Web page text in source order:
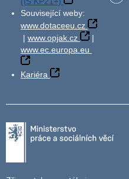
Související weby:
www.dotaceeu.cz
| www.opjak.cz
|
www.ec.europa.eu
Kariéra